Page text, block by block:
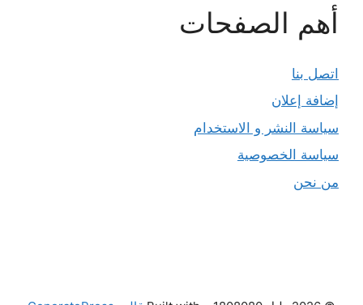
أهم الصفحات
اتصل بنا
إضافة إعلان
سياسة النشر و الاستخدام
سياسة الخصوصية
من نحن